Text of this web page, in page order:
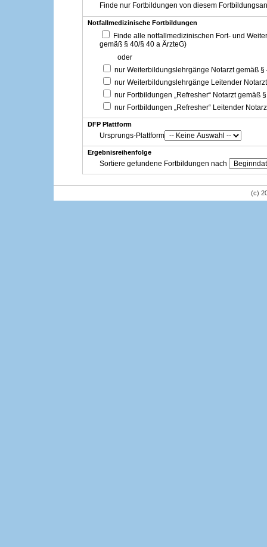
Finde nur Fortbildungen von diesem
Notfallmedizinische Fortbildungen
Finde alle notfallmedizinischen Fort- und
gemäß § 40/§ 40 a ÄrzteG)
oder
nur Weiterbildungslehrgänge Notarzt gemäß §
nur Weiterbildungslehrgänge Leitender
nur Fortbildungen „Refresher“ Notarzt gemäß
nur Fortbildungen „Refresher“ Leitender
DFP Plattform
Ursprungs-Plattform
Ergebnisreihenfolge
Sortiere gefundene Fortbildungen nach
(c)